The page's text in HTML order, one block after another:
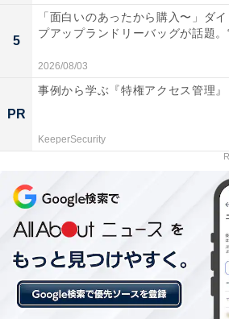
5
「面白いのあったから購入〜」ダ
プアップランドリーバッグが話題。
2026/08/03
PR
事例から学ぶ『特権アクセス管理』
KeeperSecurity